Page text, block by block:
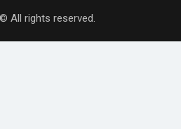
All rights reserved.